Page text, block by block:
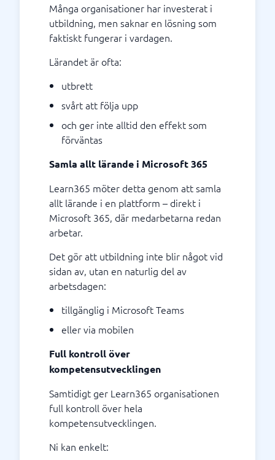
Många organisationer har investerat i
utbildning, men saknar en lösning som
faktiskt fungerar i vardagen.
Lärandet är ofta:
utbrett
svårt att följa upp
och ger inte alltid den effekt som
förväntas
Samla allt lärande i Microsoft 365
Learn365 möter detta genom att samla
allt lärande i en plattform – direkt i
Microsoft 365, där medarbetarna redan
arbetar.
Det gör att utbildning inte blir något vid
sidan av, utan en naturlig del av
arbetsdagen:
tillgänglig i Microsoft Teams
eller via mobilen
Full kontroll över
kompetensutvecklingen
Samtidigt ger Learn365 organisationen
full kontroll över hela
kompetensutvecklingen.
Ni kan enkelt: